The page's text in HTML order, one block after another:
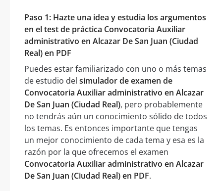
Paso 1: Hazte una idea y estudia los argumentos
en el test de práctica Convocatoria Auxiliar
administrativo en Alcazar De San Juan (Ciudad
Real) en PDF
Puedes estar familiarizado con uno o más temas
de estudio del simulador de examen de
Convocatoria Auxiliar administrativo en Alcazar
De San Juan (Ciudad Real), pero probablemente
no tendrás aún un conocimiento sólido de todos
los temas. Es entonces importante que tengas
un mejor conocimiento de cada tema y esa es la
razón por la que ofrecemos el examen
Convocatoria Auxiliar administrativo en Alcazar
De San Juan (Ciudad Real) en PDF.